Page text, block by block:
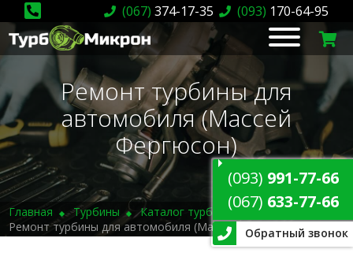
(067) 374-17-35 (093) 170-64-95
(093) 991-77-66
(067) 633-77-66
Обратный звонок
Ремонт турбины для
автомобиля (Массей
Фергюсон)
Главная Турбины
Каталог турбин
Ремонт турбины для автомобиля (Массей Фергюсон)